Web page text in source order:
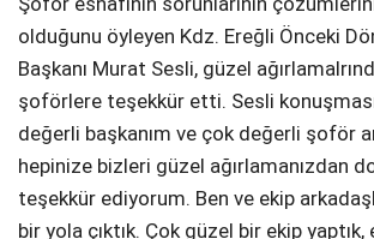
olduğunu öyleyen Kdz. Ereğli Önceki
Başkanı Murat Sesli, güzel
şoförlere teşekkür etti. Sesli
değerli başkanım ve çok değerli şoför
hepinize bizleri güzel ağırlamanızdan
teşekkür ediyorum. Ben ve ekip
bir yola çıktık. Çok güzel bir ekip